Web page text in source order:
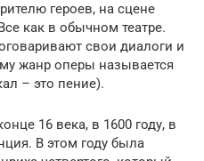
героев, на сцене
как в обычном театре.
свои диалоги и
жанр оперы называется
– это пение).
16 века, в 1600 году, в
В этом году была